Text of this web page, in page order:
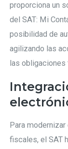
proporciona un
del SAT: Mi
posibilidad de
agilizando las
las
Para
fiscales, el SAT